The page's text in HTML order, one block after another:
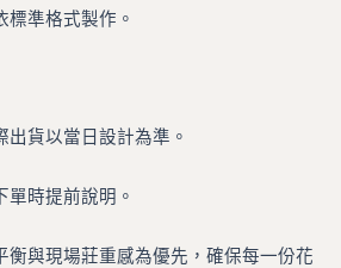
標準格式製作。
出貨以當日設計為準。
單時提前說明。
衡與現場莊重感為優先，確保每一份花